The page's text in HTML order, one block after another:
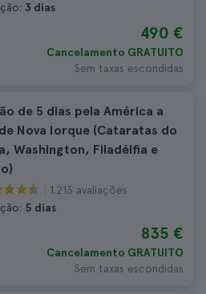
3 dias
490 €
Cancelamento GRATUITO
Sem taxas escondidas
de 5 dias pela América a
Nova Iorque (Cataratas do
Washington, Filadélfia e
1.213 avaliações
5 dias
835 €
Cancelamento GRATUITO
Sem taxas escondidas